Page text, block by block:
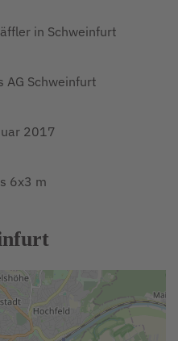
in Schweinfurt
AG Schweinfurt
2017
6x3 m